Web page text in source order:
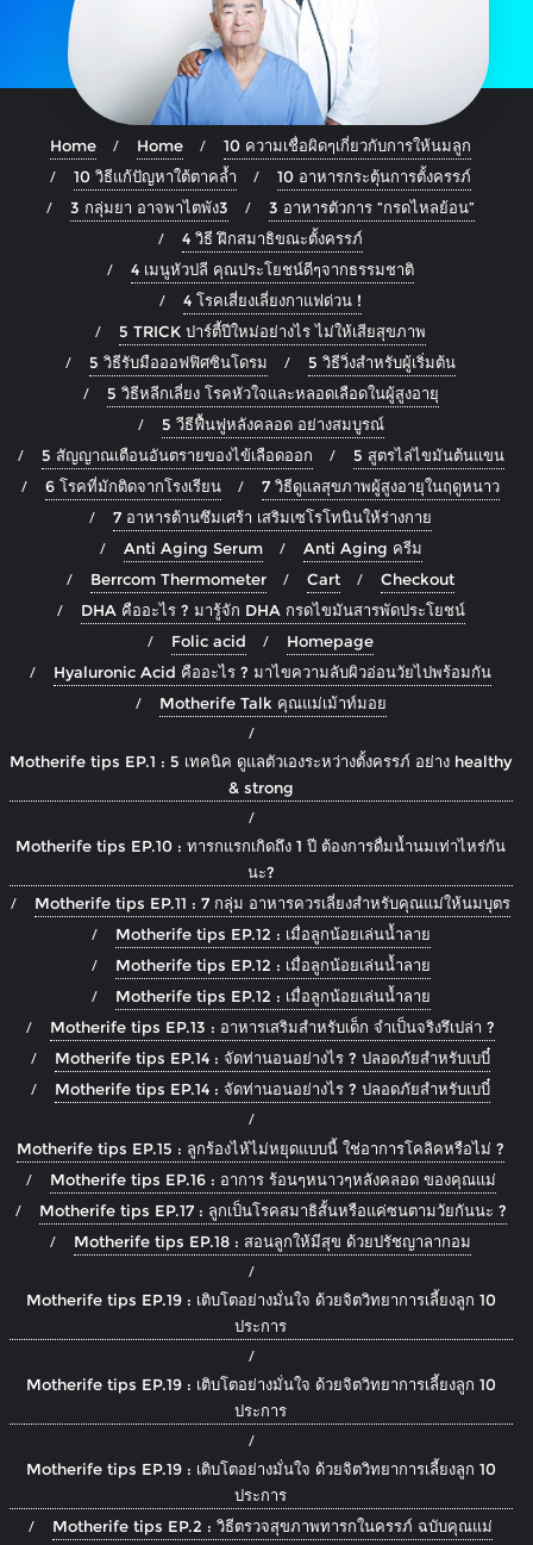
Home Home
10 ความเชื่อผิดๆเกี่ยวกับการให้นมลูก
10 วิธีแก้ปัญหาใต้ตาคล้ำ
10 อาหารกระตุ้นการตั้งครรภ์
3 กลุ่มยา อาจพาไตพัง3
3 อาหารตัวการ “กรดไหลย้อน”
4 วิธี ฝึกสมาธิขณะตั้งครรภ์
4 เมนูหัวปลี คุณประโยชน์ดีๆจากธรรมชาติ
4 โรคเสี่ยงเลี่ยงกาแฟด่วน !
5 TRICK ปาร์ตี้ปีใหม่อย่างไร ไม่ให้เสียสุขภาพ
5 วิธีรับมือออฟฟิศซินโดรม
5 วิธีวิ่งสำหรับผู้เริ่มต้น
5 วิธีหลีกเลี่ยง โรคหัวใจและหลอดเลือดในผู้สูงอายุ
5 วีธีฟื้นฟูหลังคลอด อย่างสมบูรณ์
5 สัญญาณเตือนอันตรายของไข้เลือดออก
5 สูตรไล่ไขมันต้นแขน
6 โรคที่มักติดจากโรงเรียน
7 วิธีดูแลสุขภาพผู้สูงอายุในฤดูหนาว
7 อาหารต้านซึมเศร้า เสริมเซโรโทนินให้ร่างกาย
Anti Aging Serum
Anti Aging ครีม
Berrcom Thermometer
Cart
Checkout
DHA คืออะไร ? มารู้จัก DHA กรดไขมันสารพัดประโยชน์
Folic acid
Homepage
Hyaluronic Acid คืออะไร ? มาไขความลับผิวอ่อนวัยไปพร้อมกัน
Motherife Talk คุณแม่เม้าท์มอย
Motherife tips EP.1 : 5 เทคนิค ดูแลตัวเองระหว่างตั้งครรภ์ อย่าง healthy
& strong
Motherife tips EP.10 : ทารกแรกเกิดถึง 1 ปี ต้องการดื่มน้ำนมเท่าไหร่กัน
นะ?
Motherife tips EP.11 : 7 กลุ่ม อาหารควรเลี่ยงสำหรับคุณแม่ให้นมบุตร
Motherife tips EP.12 : เมื่อลูกน้อยเล่นน้ำลาย
Motherife tips EP.12 : เมื่อลูกน้อยเล่นน้ำลาย
Motherife tips EP.12 : เมื่อลูกน้อยเล่นน้ำลาย
Motherife tips EP.13 : อาหารเสริมสำหรับเด็ก จำเป็นจริงรึเปล่า ?
Motherife tips EP.14 : จัดท่านอนอย่างไร ? ปลอดภัยสำหรับเบบี๋
Motherife tips EP.14 : จัดท่านอนอย่างไร ? ปลอดภัยสำหรับเบบี๋
Motherife tips EP.15 : ลูกร้องไห้ไม่หยุดแบบนี้ ใช่อาการโคลิคหรือไม่ ?
Motherife tips EP.16 : อาการ ร้อนๆหนาวๆหลังคลอด ของคุณแม่
Motherife tips EP.17 : ลูกเป็นโรคสมาธิสั้นหรือแค่ซนตามวัยกันนะ ?
Motherife tips EP.18 : สอนลูกให้มีสุข ด้วยปรัชญาลากอม
Motherife tips EP.19 : เติบโตอย่างมั่นใจ ด้วยจิตวิทยาการเลี้ยงลูก 10
ประการ
Motherife tips EP.19 : เติบโตอย่างมั่นใจ ด้วยจิตวิทยาการเลี้ยงลูก 10
ประการ
Motherife tips EP.19 : เติบโตอย่างมั่นใจ ด้วยจิตวิทยาการเลี้ยงลูก 10
ประการ
Motherife tips EP.2 : วิธีตรวจสุขภาพทารกในครรภ์ ฉบับคุณแม่